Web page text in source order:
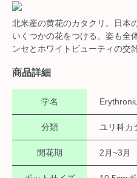
北米産の黄花のカタクリ。日本
いくつかの花をつける。姿も全
ンセとホワイトビューティの交
商品詳細
学名
分類 ユリ科カ
開花期 2月~3月